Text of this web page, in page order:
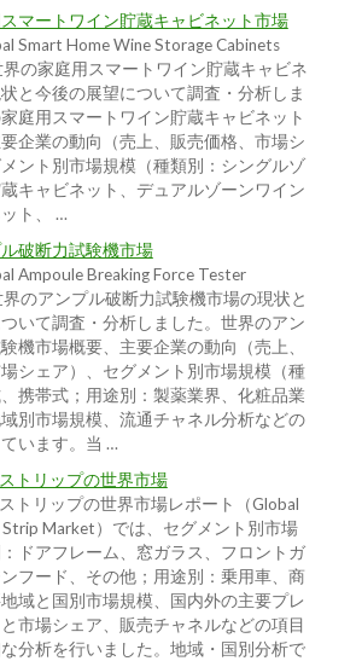
マートワイン貯蔵キャビネット市場
Smart Home Wine Storage Cabinets
の家庭用スマートワイン貯蔵キャビネ
と今後の展望について調査・分析しま
庭用スマートワイン貯蔵キャビネット
企業の動向（売上、販売価格、市場シ
ント別市場規模（種類別：シングルゾ
キャビネット、デュアルゾーンワイン
ト、 …
破断力試験機市場
Ampoule Breaking Force Tester
のアンプル破断力試験機市場の現状と
いて調査・分析しました。世界のアン
機市場概要、主要企業の動向（売上、
シェア）、セグメント別市場規模（種
携帯式；用途別：製薬業界、化粧品業
別市場規模、流通チャネル分析などの
います。当 …
トリップの世界市場
トリップの世界市場レポート（Global
Strip Market）では、セグメント別市場
ドアフレーム、窓ガラス、フロントガ
フード、その他；用途別：乗用車、商
域と国別市場規模、国内外の主要プレ
市場シェア、販売チャネルなどの項目
分析を行いました。地域・国別分析で